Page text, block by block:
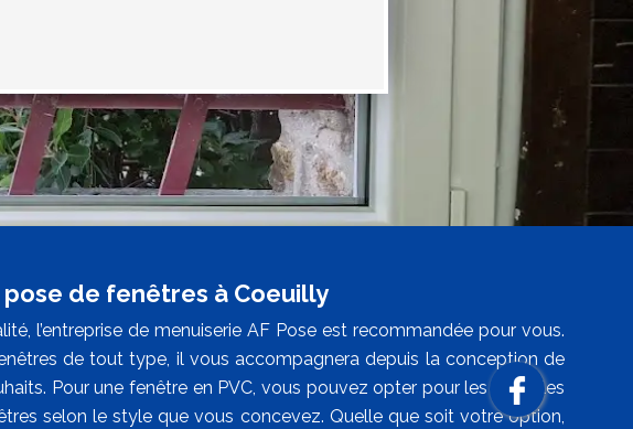
pose de fenêtres à Coeuilly
l’entreprise de menuiserie AF Pose est recommandée pour vous.
de tout type, il vous accompagnera depuis la conception de
Pour une fenêtre en PVC, vous pouvez opter pour les modèles
selon le style que vous concevez. Quelle que soit votre option,